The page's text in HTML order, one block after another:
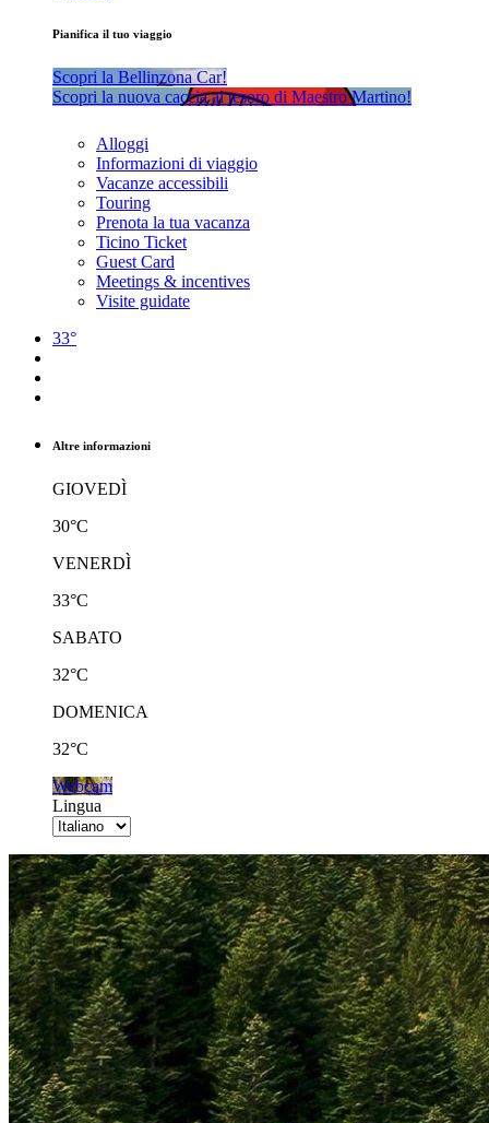
Pianifica il tuo viaggio
Scopri la Bellinzona Car!
Scopri la nuova caccia al tesoro di Maestro Martino!
Alloggi
Informazioni di viaggio
Vacanze accessibili
Touring
Prenota la tua vacanza
Ticino Ticket
Guest Card
Meetings & incentives
Visite guidate
33°
Altre informazioni
GIOVEDÌ
30°C
VENERDÌ
33°C
SABATO
32°C
DOMENICA
32°C
Webcam
Lingua